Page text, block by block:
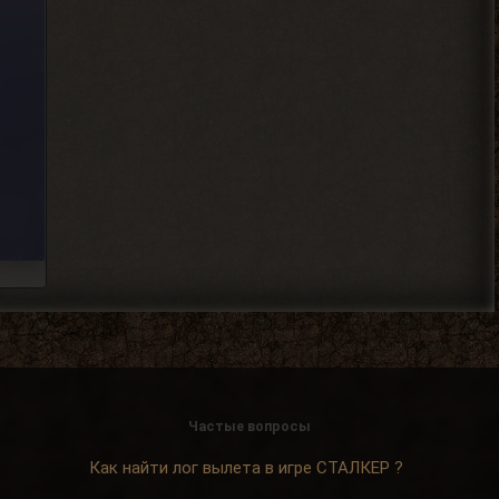
Ковырялов
, здесь, то
своими размерами.
Частые вопросы
Как найти лог вылета в игре СТАЛКЕР ?